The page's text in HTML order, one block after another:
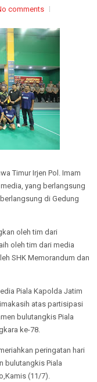
comments
Timur Irjen Pol. Imam
yang berlangsung
di Gedung
oleh tim dari
oleh tim dari media
SHK Memorandum dan
Piala Kapolda Jatim
atas partisipasi
bulutangkis Piala
ke-78.
peringatan hari
bulutangkis Piala
(11/7).